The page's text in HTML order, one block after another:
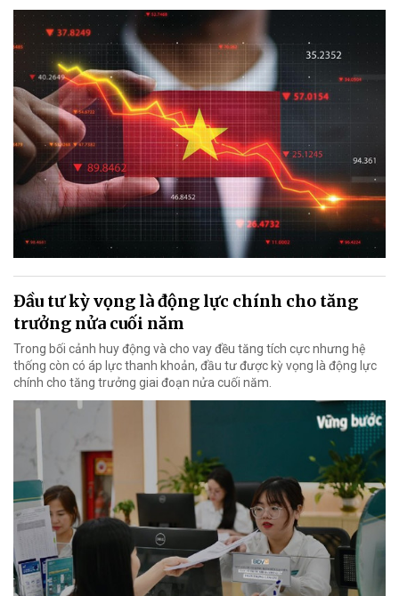
Đầu tư kỳ vọng là động lực chính cho tăng
trưởng nửa cuối năm
Trong bối cảnh huy động và cho vay đều tăng tích cực nhưng hệ
thống còn có áp lực thanh khoản, đầu tư được kỳ vọng là động lực
chính cho tăng trưởng giai đoạn nửa cuối năm.